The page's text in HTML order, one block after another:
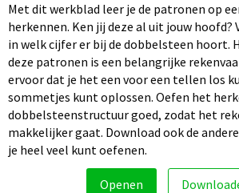
Met dit werkblad leer je de patronen op
herkennen. Ken jij deze al uit jouw hoofd?
in welk cijfer er bij de dobbelsteen hoort.
deze patronen is een belangrijke
ervoor dat je het een voor een tellen los
sommetjes kunt oplossen. Oefen het
dobbelsteenstructuur goed, zodat het
makkelijker gaat. Download ook de
je heel veel kunt oefenen.
Openen